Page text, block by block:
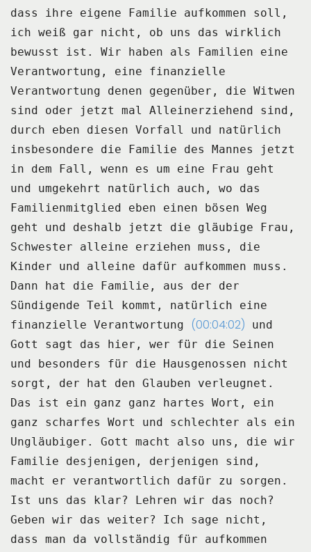
dass ihre eigene Familie aufkommen soll,
ich weiß gar nicht, ob uns das wirklich
bewusst ist.
Wir haben als Familien eine
Verantwortung, eine finanzielle
Verantwortung denen gegenüber,
die Witwen
sind oder jetzt mal Alleinerziehend sind,
durch eben diesen Vorfall und natürlich
insbesondere die Familie des Mannes jetzt
in dem Fall, wenn es um eine Frau geht
und
umgekehrt natürlich auch, wo das
Familienmitglied eben einen bösen Weg
geht und deshalb jetzt
die gläubige Frau,
Schwester alleine erziehen muss, die
Kinder und alleine dafür aufkommen muss.
Dann hat die Familie, aus der der
Sündigende Teil kommt, natürlich eine
finanzielle Verantwortung
(00:04:02)
und
Gott sagt das hier, wer für die Seinen
und besonders für die Hausgenossen nicht
sorgt, der hat den Glauben verleugnet.
Das ist ein ganz ganz hartes Wort, ein
ganz scharfes Wort und schlechter als ein
Ungläubiger.
Gott macht also uns, die wir
Familie desjenigen, derjenigen sind,
macht er verantwortlich dafür
zu sorgen.
Ist uns das klar?
Lehren wir das noch?
Geben wir das weiter?
Ich sage nicht,
dass man da vollständig für aufkommen